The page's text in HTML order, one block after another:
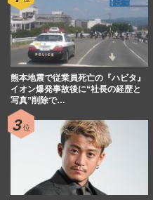
熊本地震で従業員死亡の『ハビタ』
イオン爆発事故後に“社長の経歴と
写真”削除で…